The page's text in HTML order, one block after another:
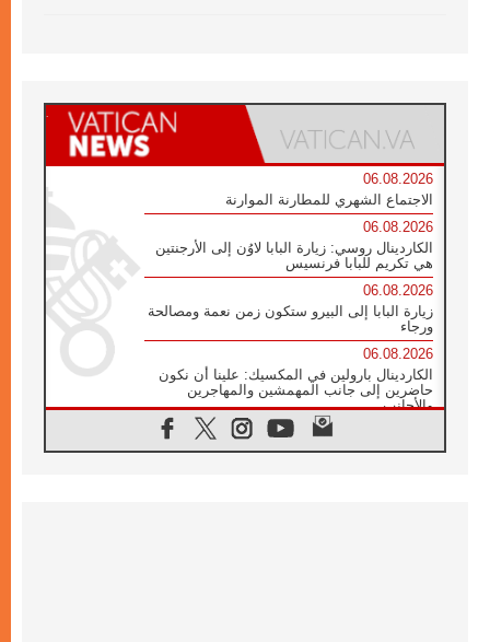
06.08.2026
الاجتماع الشهري للمطارنة الموارنة
06.08.2026
الكاردينال روسي: زيارة البابا لاوُن إلى الأرجنتين
هي تكريم للبابا فرنسيس
06.08.2026
زيارة البابا إلى البيرو ستكون زمن نعمة ومصالحة
ورجاء
06.08.2026
الكاردينال بارولين في المكسيك: علينا أن نكون
حاضرين إلى جانب المهمشين والمهاجرين
والأجانب
البابا لاوُن الرابع عشر للشباب في أسيزي: